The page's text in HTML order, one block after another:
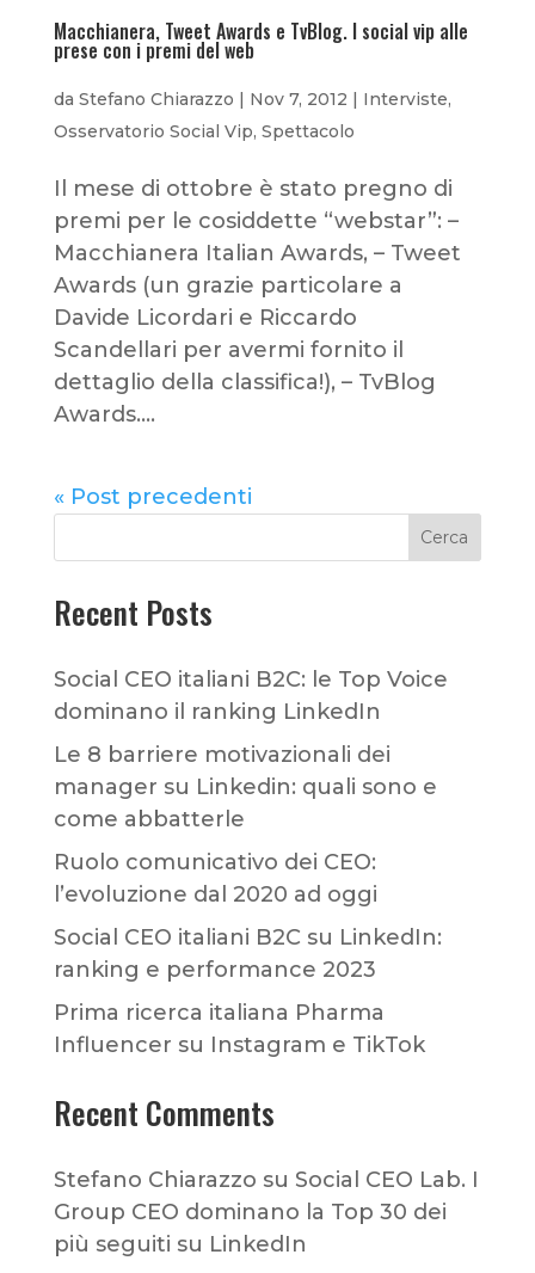
Macchianera, Tweet Awards e TvBlog. I social vip alle
prese con i premi del web
da Stefano Chiarazzo | Nov 7, 2012 | Interviste,
Osservatorio Social Vip, Spettacolo
Il mese di ottobre è stato pregno di
premi per le cosiddette “webstar”: –
Macchianera Italian Awards, – Tweet
Awards (un grazie particolare a
Davide Licordari e Riccardo
Scandellari per avermi fornito il
dettaglio della classifica!), – TvBlog
Awards....
« Post precedenti
Cerca
Recent Posts
Social CEO italiani B2C: le Top Voice
dominano il ranking LinkedIn
Le 8 barriere motivazionali dei
manager su Linkedin: quali sono e
come abbatterle
Ruolo comunicativo dei CEO:
l’evoluzione dal 2020 ad oggi
Social CEO italiani B2C su LinkedIn:
ranking e performance 2023
Prima ricerca italiana Pharma
Influencer su Instagram e TikTok
Recent Comments
Stefano Chiarazzo su Social CEO Lab. I
Group CEO dominano la Top 30 dei
più seguiti su LinkedIn